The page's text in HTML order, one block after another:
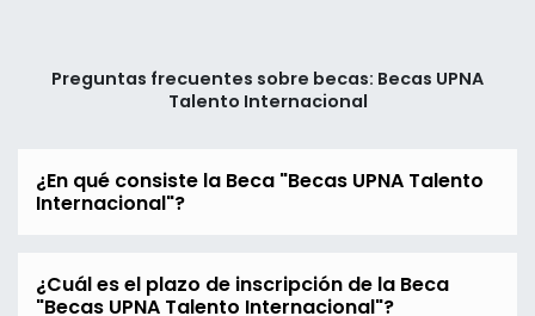
Preguntas frecuentes sobre becas: Becas UPNA
Talento Internacional
¿En qué consiste la Beca "Becas UPNA Talento
Internacional"?
¿Cuál es el plazo de inscripción de la Beca
"Becas UPNA Talento Internacional"?